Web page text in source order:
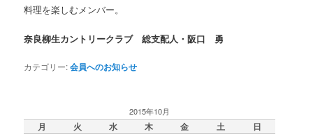
料理を楽しむメンバー。
奈良柳生カントリークラブ 総支配人・阪口 勇
カテゴリー:会員へのお知らせ
2015年10月
月 火 水 木 金 土
日